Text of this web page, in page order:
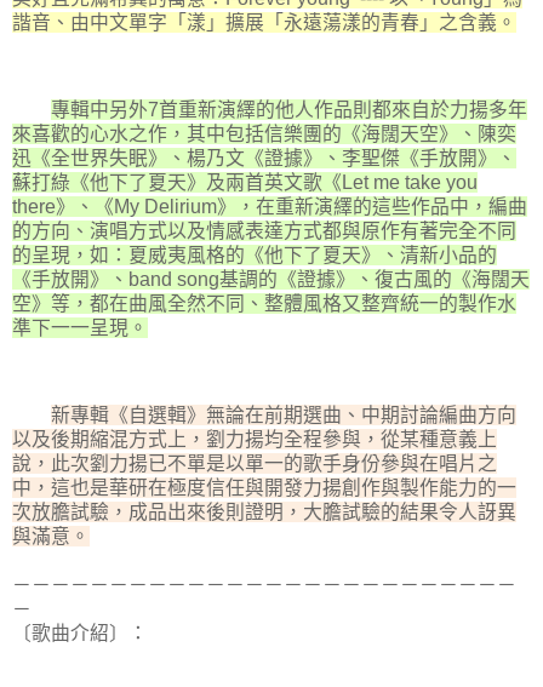
諧音、由中文單字「漾」擴展「永遠蕩漾的青春」之含義。
專輯中另外7首重新演繹的他人作品則都來自於力揚多年
來喜歡的心水之作，其中包括信樂團的《海闊天空》、陳奕
迅《全世界失眠》、楊乃文《證據》、李聖傑《手放開》、
蘇打綠《他下了夏天》及兩首英文歌《Let me take you
there》、《My Delirium》，在重新演繹的這些作品中，編曲
的方向、演唱方式以及情感表達方式都與原作有著完全不同
的呈現，如：夏威夷風格的《他下了夏天》、清新小品的
《手放開》、band song基調的《證據》、復古風的《海闊天
空》等，都在曲風全然不同、整體風格又整齊統一的製作水
準下一一呈現。
新專輯《自選輯》無論在前期選曲、中期討論編曲方向
以及後期縮混方式上，劉力揚均全程參與，從某種意義上
說，此次劉力揚已不單是以單一的歌手身份參與在唱片之
中，這也是華研在極度信任與開發力揚創作與製作能力的一
次放膽試驗，成品出來後則證明，大膽試驗的結果令人訝異
與滿意。
－－－－－－－－－－－－－－－－－－－－－－－－－－
－
〔歌曲介紹〕：